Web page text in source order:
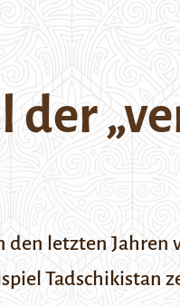
der
letzten Jahren
Tadschikistan